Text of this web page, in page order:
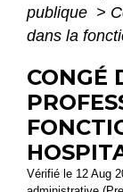
publique >
dans la
CONGÉ
Vérifié le 12 Aug